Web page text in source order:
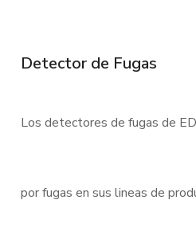
Detector de Fugas
Los detectores de fugas de
por fugas en sus lineas de